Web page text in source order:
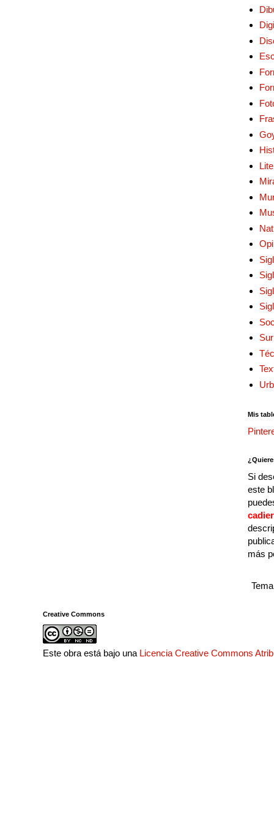
Mis
Si
este
más
Creative Commons
Este obra está bajo una Licencia Creative Commons